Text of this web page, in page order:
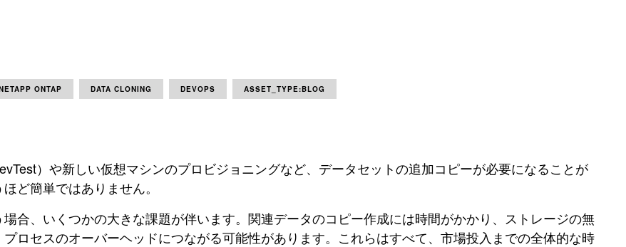
ONTAP DATA CLONING DEVOPS ASSET_TYPE:BLOG
）や新しい仮想マシンのプロビジョニングなど、データセットの追加コピーが必要になることが
ど簡単ではありません。
合、いくつかの大きな課題が伴います。関連データのコピー作成には時間がかかり、ストレージの無
ロセスのオーバーヘッドにつながる可能性があります。これらはすべて、市場投入までの全体的な時